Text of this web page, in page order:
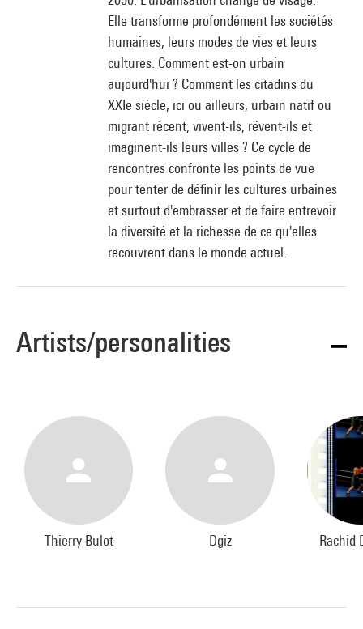
Elle transforme profondément les sociétés
humaines, leurs modes de vies et leurs
cultures. Comment est-on urbain
aujourd'hui ? Comment les citadins du
XXIe siècle, ici ou ailleurs, urbain natif ou
migrant récent, vivent-ils, rêvent-ils et
imaginent-ils leurs villes ? Ce cycle de
rencontres confronte les points de vue
pour tenter de définir les cultures urbaines
et surtout d'embrasser et de faire entrevoir
la diversité et la richesse de ce qu'elles
recouvrent dans le monde actuel.
Artists/personalities
Thierry Bulot Dgiz Rachid